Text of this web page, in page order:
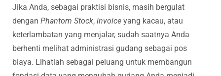
Jika Anda, sebagai praktisi bisnis, masih bergulat
dengan Phantom Stock, invoice yang kacau, atau
keterlambatan yang menjalar, sudah saatnya Anda
berhenti melihat administrasi gudang sebagai pos
biaya. Lihatlah sebagai peluang untuk membangun